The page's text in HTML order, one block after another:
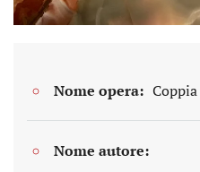
Nome opera:
Nome autore: